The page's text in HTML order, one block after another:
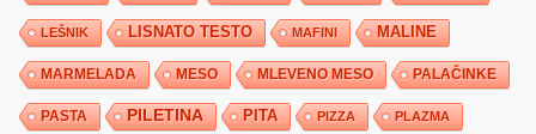
LEŠNIK LISNATO TESTO MAFINI MALINE
MARMELADA MESO MLEVENO MESO PALAČINKE
PASTA PILETINA PITA PIZZA PLAZMA